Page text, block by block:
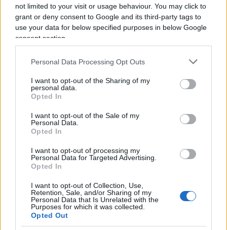
not limited to your visit or usage behaviour. You may click to
grant or deny consent to Google and its third-party tags to
use your data for below specified purposes in below Google
consent section.
Personal Data Processing Opt Outs
I want to opt-out of the Sharing of my
personal data.
Opted In
I want to opt-out of the Sale of my
Personal Data.
Opted In
I want to opt-out of processing my
Personal Data for Targeted Advertising.
Opted In
I want to opt-out of Collection, Use,
Retention, Sale, and/or Sharing of my
Personal Data that Is Unrelated with the
Purposes for which it was collected.
Opted Out
Ora valutiamo il rapporto di rischio relativo
rettangoli verdii valori aggregati puntuali come
spiegato in precedenza: